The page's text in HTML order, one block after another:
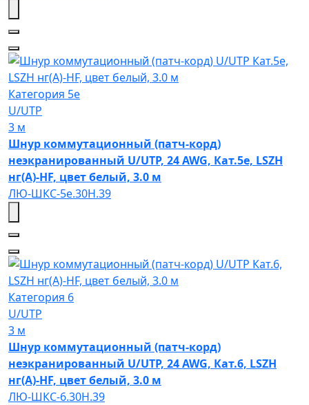
Категория 5e
U/UTP
3 м
Шнур коммутационный (патч-корд)
неэкранированный U/UTP, 24 AWG, Кат.5e, LSZH
нг(А)-HF, цвет белый, 3.0 м
ЛЮ-ШКС-5e.30Н.39
Категория 6
U/UTP
3 м
Шнур коммутационный (патч-корд)
неэкранированный U/UTP, 24 AWG, Кат.6, LSZH
нг(А)-HF, цвет белый, 3.0 м
ЛЮ-ШКС-6.30Н.39